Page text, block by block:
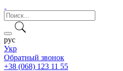
рус
Укр
Обратный звонок
+38 (068) 123 11 55